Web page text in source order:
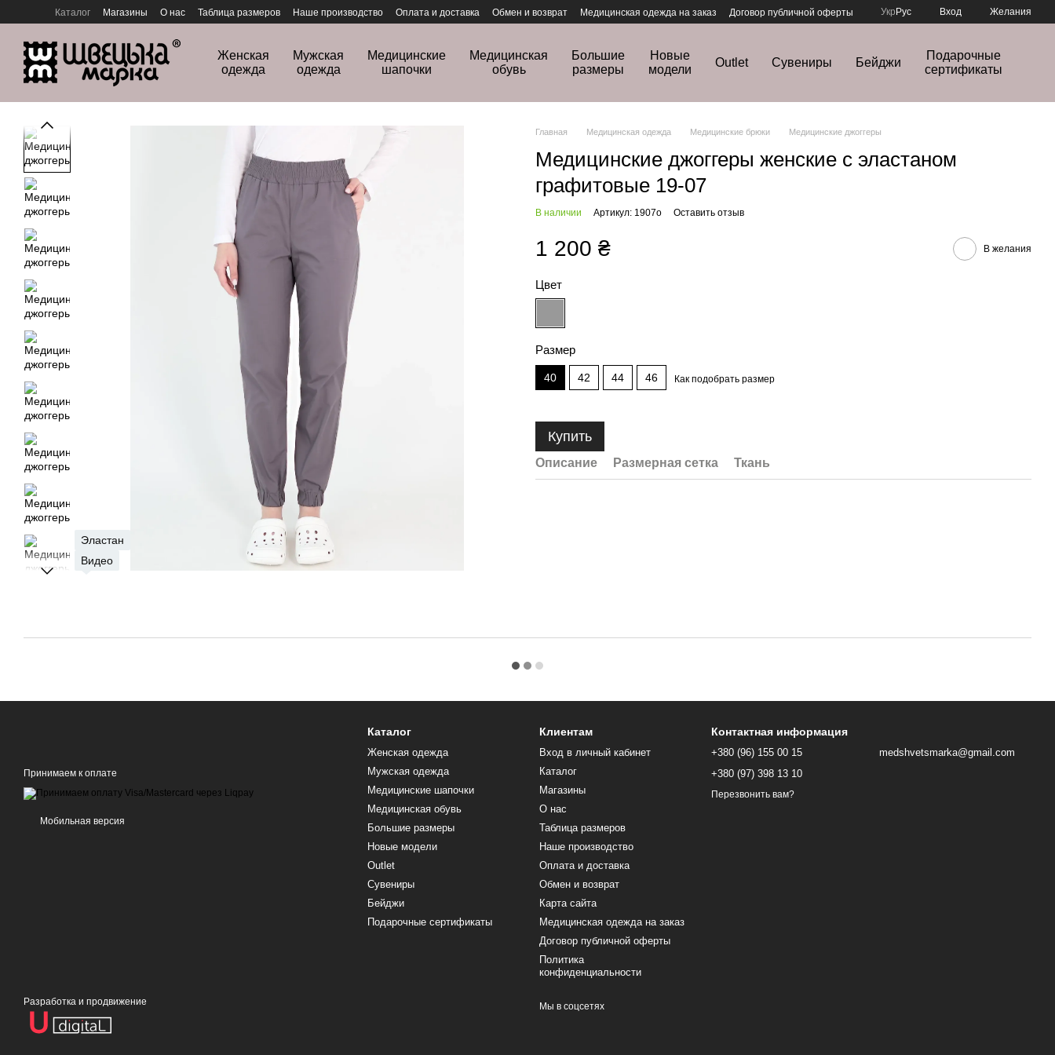
Перейти к основному контенту
Каталог Магазины О нас Таблица размеров Наше производство Оплата и доставка Обмен и возврат Медицинская одежда на заказ
Договор публичной оферты
Укр Рус Вход Желания
Женская
одежда
Мужская
одежда
Медицинские
шапочки
Медицинская
обувь
Большие
размеры
Новые
модели
Outlet Сувениры Бейджи
Подарочные
сертификаты
Эластан
Видео
Главная Медицинская одежда Медицинские брюки Медицинские джоггеры
Медицинские джоггеры женские с эластаном
графитовые 19-07
В наличии Артикул: 1907o Оставить отзыв
1 200 ₴ В желания
Цвет
Размер
40 42 44 46 Как подобрать размер
Купить
Описание Размерная сетка Ткань
Принимаем к оплате
Мобильная версия
Разработка и продвижение
Каталог
Женская одежда
Мужская одежда
Медицинские шапочки
Медицинская обувь
Большие размеры
Новые модели
Outlet
Сувениры
Бейджи
Подарочные сертификаты
Клиентам
Вход в личный кабинет
Каталог
Магазины
О нас
Таблица размеров
Наше производство
Оплата и доставка
Обмен и возврат
Карта сайта
Медицинская одежда на заказ
Договор публичной оферты
Политика
конфиденциальности
Мы в соцсетях
Контактная информация
+380 (96) 155 00 15
+380 (97) 398 13 10
Перезвонить вам?
medshvetsmarka@gmail.com